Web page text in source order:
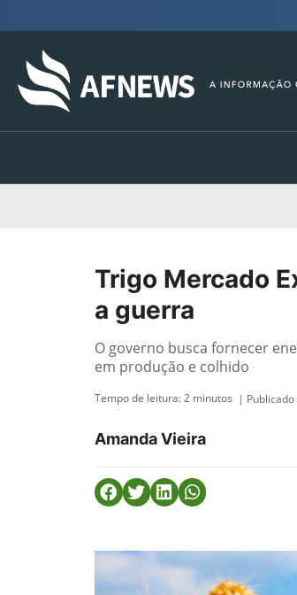
Trigo Mercado
a guerra
O governo busca fornecer
em produção e colhido
Tempo de leitura:2 minutos |
Amanda Vieira